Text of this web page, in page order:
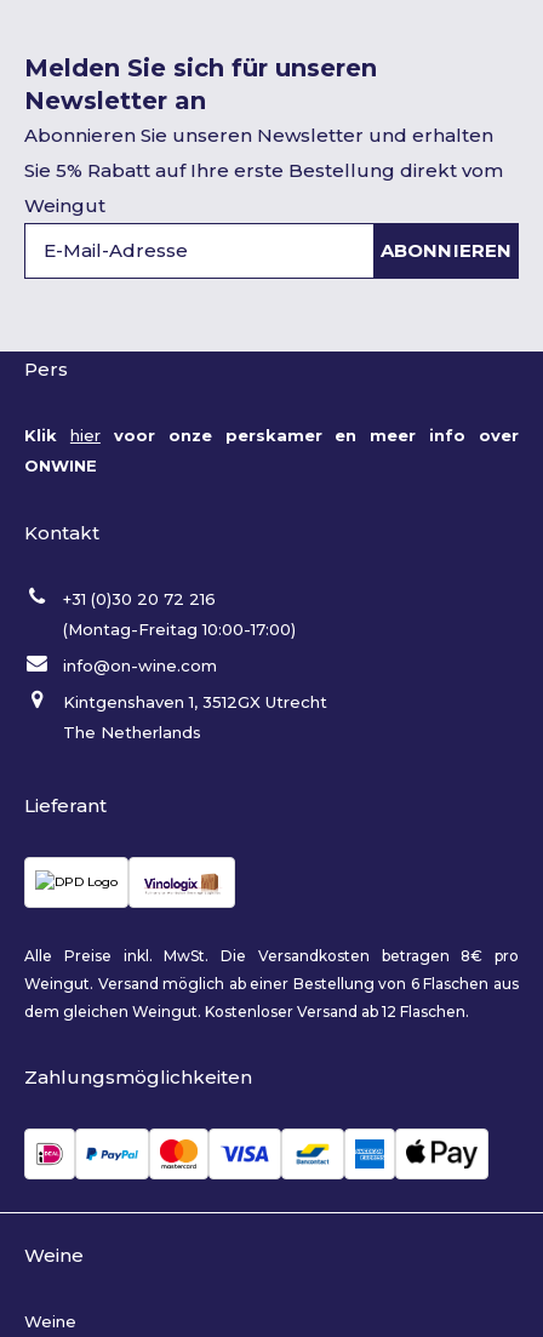
Melden Sie sich für unseren
Newsletter an
Abonnieren Sie unseren Newsletter und erhalten
Sie 5% Rabatt auf Ihre erste Bestellung direkt vom
Weingut
ABONNIEREN
Pers
Klik hiervoor onze perskamer en meer info over
ONWINE
Kontakt
+31 (0)30 20 72 216
(Montag-Freitag 10:00-17:00)
info@on-wine.com
Kintgenshaven 1, 3512GX Utrecht
The Netherlands
Lieferant
Alle Preise inkl. MwSt. Die Versandkosten betragen 8€ pro
Weingut. Versand möglich ab einer Bestellung von 6 Flaschen aus
dem gleichen Weingut. Kostenloser Versand ab 12 Flaschen.
Zahlungsmöglichkeiten
Weine
Weine